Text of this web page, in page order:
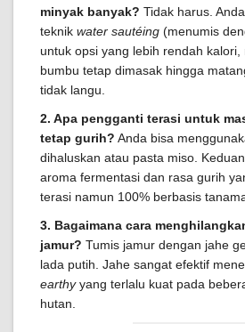
minyak banyak? Tidak harus.
teknik water sautéing (menumis
untuk opsi yang lebih rendah kalori,
bumbu tetap dimasak hingga
tidak langu.
2. Apa pengganti terasi untuk
tetap gurih? Anda bisa
dihaluskan atau pasta miso.
aroma fermentasi dan rasa gurih
terasi namun 100% berbasis
3. Bagaimana cara
jamur? Tumis jamur dengan jahe
lada putih. Jahe sangat efektif
earthyyang terlalu kuat pada
hutan.